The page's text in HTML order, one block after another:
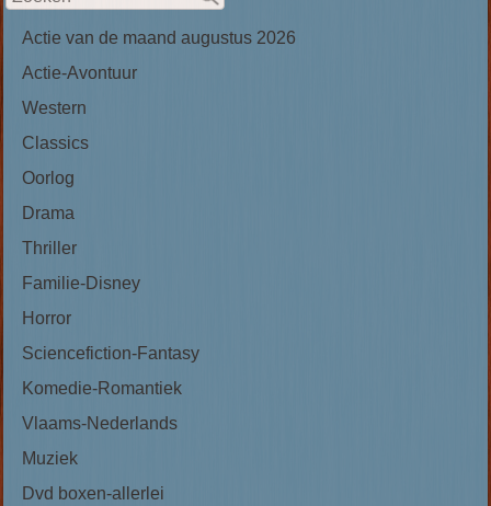
Actie van de maand augustus 2026
Actie-Avontuur
Western
Classics
Oorlog
Drama
Thriller
Familie-Disney
Horror
Sciencefiction-Fantasy
Komedie-Romantiek
Vlaams-Nederlands
Muziek
Dvd boxen-allerlei